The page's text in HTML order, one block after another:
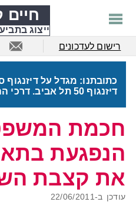
חיים
ייצוג
רישום לעדכונים
דיזנגוף 50 תל אביב. דרכי ההגעה בתפריט "אודותינו".
חכמת
הנפגעת
את קצבת
עודכן ב-22/06/2011